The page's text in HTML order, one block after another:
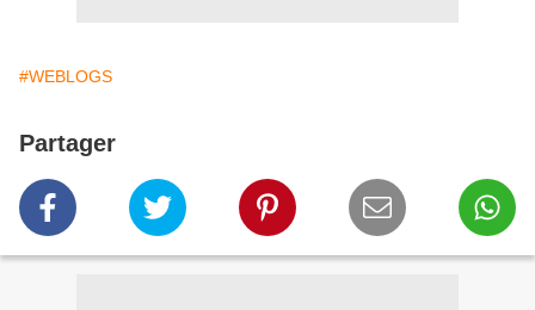
#WEBLOGS
Partager